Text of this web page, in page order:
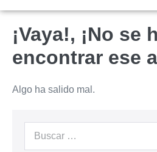
¡Vaya!, ¡No se
encontrar ese
Algo ha salido mal.